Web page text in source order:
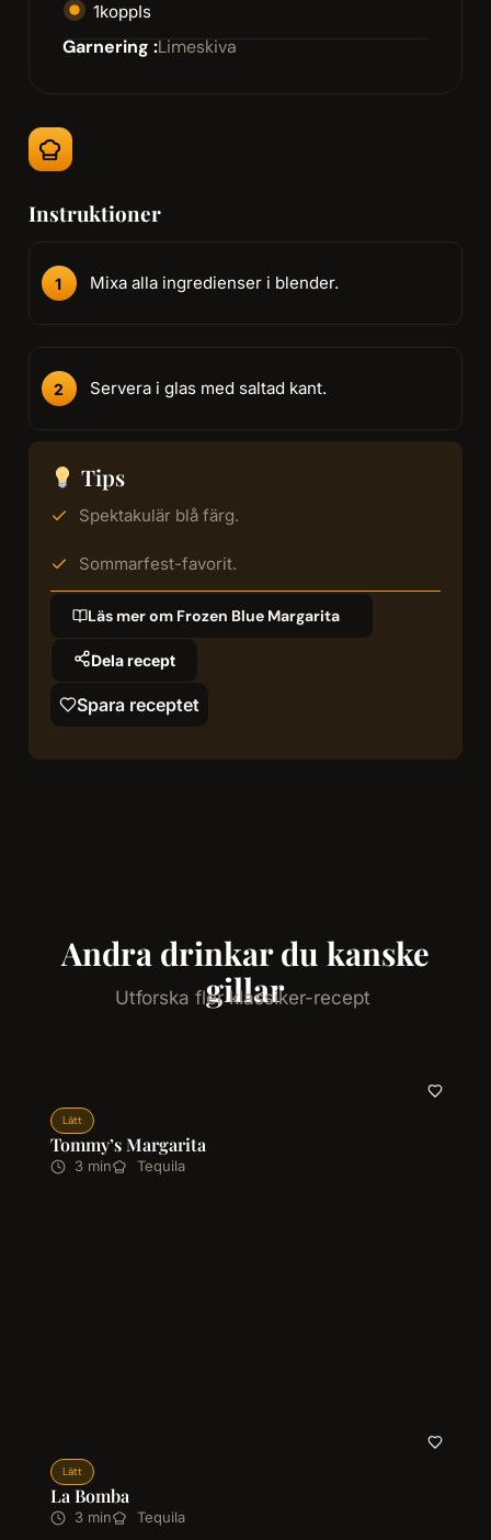
1koppIs
Garnering :Limeskiva
Instruktioner
Mixa alla ingredienser i blender.
Servera i glas med saltad kant.
Tips
Spektakulär blå färg.
Sommarfest-favorit.
Läs mer om Frozen Blue Margarita
Dela recept
Spara receptet
Andra drinkar du kanske
gillar
Utforska fler klassiker-recept
Lätt
Tommy’s Margarita
3 min Tequila
Lätt
La Bomba
3 min Tequila